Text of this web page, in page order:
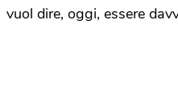
vuol dire, oggi, essere